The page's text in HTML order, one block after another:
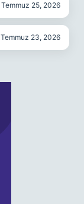
Temmuz 25, 2026
Temmuz 23, 2026